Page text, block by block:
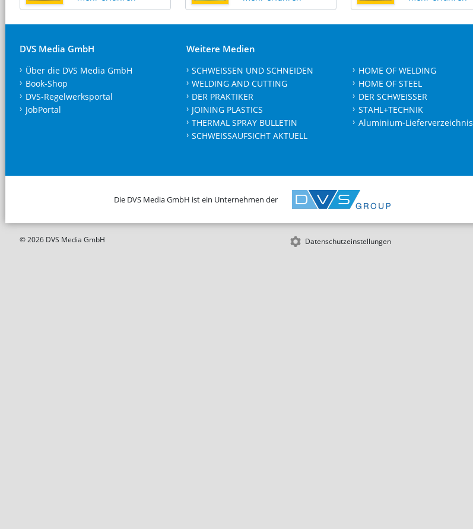
DVS Media GmbH
Über die DVS Media GmbH
Book-Shop
DVS-Regelwerksportal
JobPortal
Weitere Medien
SCHWEISSEN UND SCHNEIDEN
WELDING AND CUTTING
DER PRAKTIKER
JOINING PLASTICS
THERMAL SPRAY BULLETIN
SCHWEISSAUFSICHT AKTUELL
HOME OF WELDING
HOME OF STEEL
DER SCHWEISSER
STAHL+TECHNIK
Aluminium-Lieferverzeichnis
Die DVS Media GmbH ist ein Unternehmen der
© 2026 DVS Media GmbH Datenschutzeinstellungen